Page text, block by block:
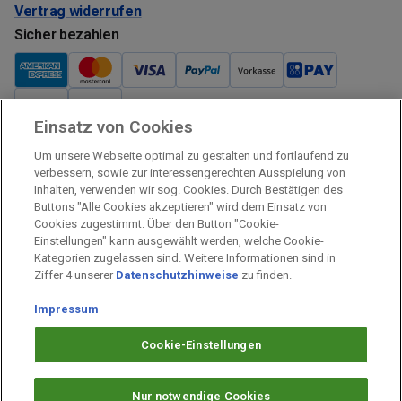
Vertrag widerrufen
Sicher bezahlen
Verkauf und Versand
Kostenloser Versand:
Verkauf und Versand durch:
Verkauf Gutscheine durch:
Sicher einkaufen
Prämien Impressum
Prämien Datenschutz
Einsatz von Cookies
Um unsere Webseite optimal zu gestalten und fortlaufend zu
verbessern, sowie zur interessengerechten Ausspielung von
Inhalten, verwenden wir sog. Cookies. Durch Bestätigen des
Buttons "Alle Cookies akzeptieren" wird dem Einsatz von
Cookies zugestimmt. Über den Button "Cookie-
Einstellungen" kann ausgewählt werden, welche Cookie-
Kategorien zugelassen sind. Weitere Informationen sind in
Ziffer 4 unserer Datenschutzhinweise zu finden.
Impressum
Cookie-Einstellungen
Nur notwendige Cookies